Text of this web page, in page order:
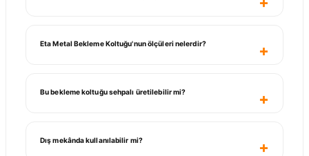
Eta Metal Bekleme Koltuğu'nun ölçüleri nelerdir?
Bu bekleme koltuğu sehpalı üretilebilir mi?
Dış mekânda kullanılabilir mi?